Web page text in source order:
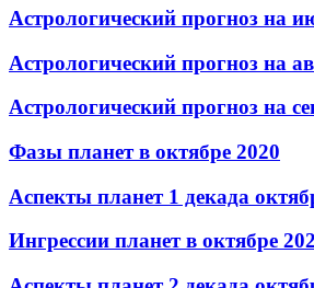
Астрологический прогноз на
Астрологический прогноз на
Астрологический прогноз на
Фазы планет в октябре 2020
Аспекты планет 1 декада
Ингрессии планет в октябре